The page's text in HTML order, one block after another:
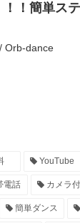
！簡単ス
Orb-dance
YouTube
電話 カメラ
簡単ダンス